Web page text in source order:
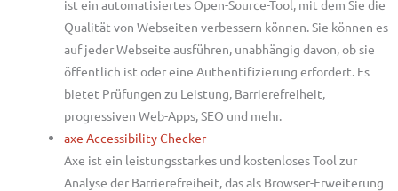
ist ein automatisiertes Open-Source-Tool, mit dem Sie die
Qualität von Webseiten verbessern können. Sie können es
auf jeder Webseite ausführen, unabhängig davon, ob sie
öffentlich ist oder eine Authentifizierung erfordert. Es
bietet Prüfungen zu Leistung, Barrierefreiheit,
progressiven Web-Apps, SEO und mehr.
axe Accessibility Checker
Axe ist ein leistungsstarkes und kostenloses Tool zur
Analyse der Barrierefreiheit, das als Browser-Erweiterung